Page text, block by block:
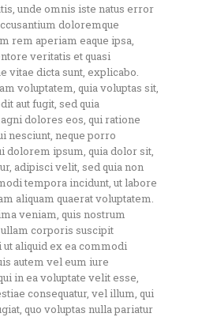
unde omnis iste natus error
doloremque
rem aperiam eaque ipsa,
veritatis et quasi
vitae dicta sunt, explicabo.
voluptatem, quia voluptas sit,
aut fugit, sed quia
dolores eos, qui ratione
nesciunt, neque porro
dolorem ipsum, quia dolor sit,
adipisci velit, sed quia non
tempora incidunt, ut labore
aliquam quaerat voluptatem.
veniam, quis nostrum
corporis suscipit
aliquid ex ea commodi
autem vel eum iure
in ea voluptate velit esse,
consequatur, vel illum, qui
quo voluptas nulla pariatur